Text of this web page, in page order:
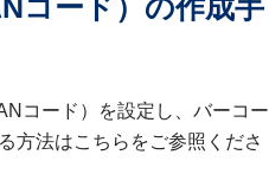
コード）の作成手
コード）を設定し、バーコー
方法はこちらをご参照くださ